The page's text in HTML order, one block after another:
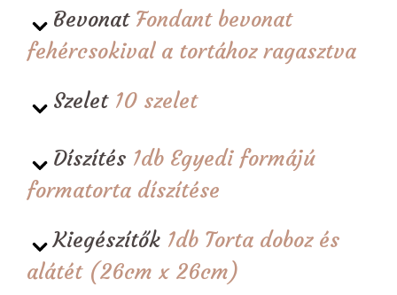
Bevonat Fondant bevonat
fehércsokival a tortához ragasztva
Szelet 10 szelet
Díszítés 1db Egyedi formájú
formatorta díszítése
Kiegészítők 1db Torta doboz és
alátét (26cm x 26cm)